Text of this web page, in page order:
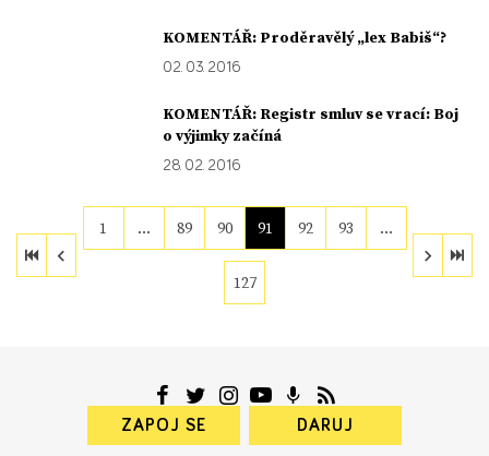
KOMENTÁŘ: Proděravělý „lex Babiš“?
02. 03. 2016
KOMENTÁŘ: Registr smluv se vrací: Boj
o výjimky začíná
28. 02. 2016
1 … 89 90 91 92 93 …
127
ZAPOJ SE DARUJ